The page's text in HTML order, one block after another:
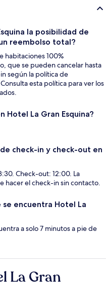
la posibilidad de
reembolso total?
habitaciones 100%
que se pueden cancelar hasta
según la política de
esta política para ver los
Hotel La Gran Esquina?
check-in y check-out en
Check-out: 12:00. La
hacer el check-in sin contacto.
se encuentra Hotel La
a solo 7 minutos a pie de
La Gran